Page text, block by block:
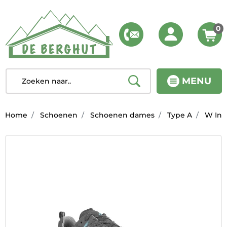
MENU
0
Home Schoenen Schoenen dames Type A W